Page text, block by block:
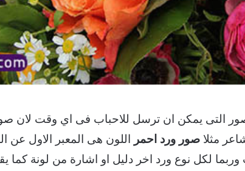
التى يمكن ان ترسل للاحباب فى اي وقت لان
مثلا صور ورد احمر اللون هى المعبر الاول عن
لكل نوع ورد اخر دليل او اشارة من لونة كما